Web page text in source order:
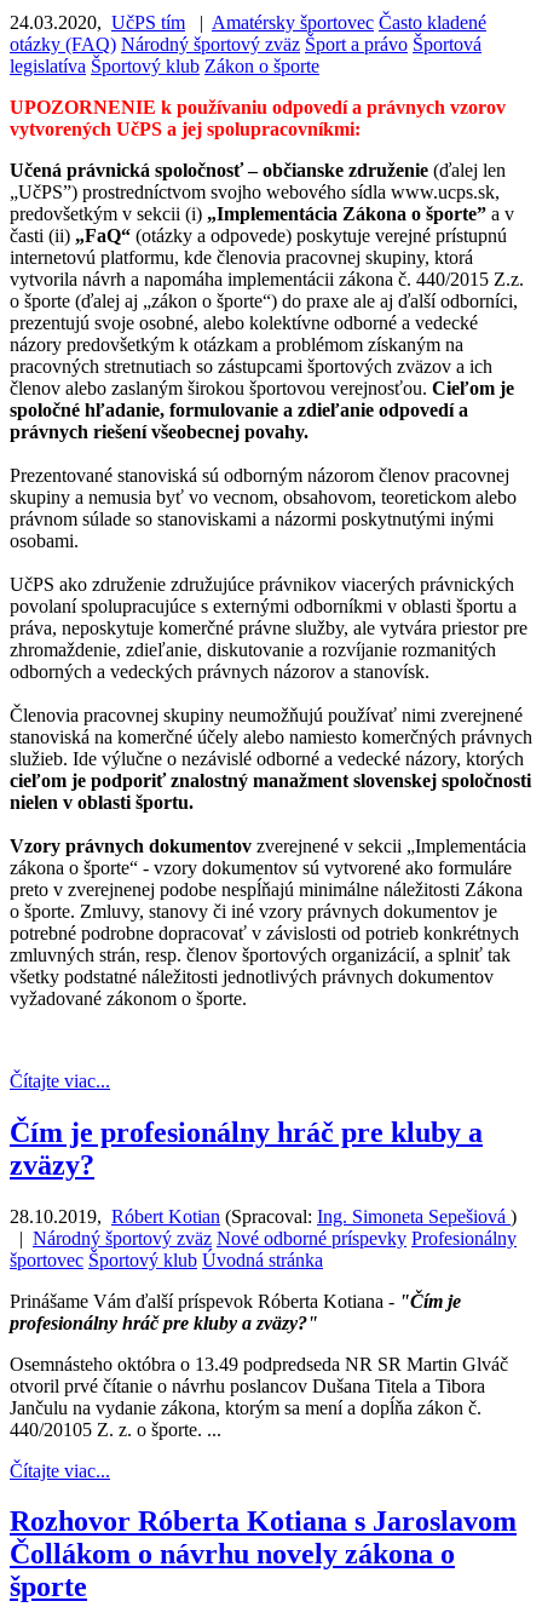
24.03.2020, UčPS tím | Amatérsky športovec Často kladené
otázky (FAQ) Národný športový zväz Šport a právo Športová
legislatíva Športový klub Zákon o športe
UPOZORNENIE k používaniu odpovedí a právnych vzorov
vytvorených UčPS a jej spolupracovníkmi:
Učená právnická spoločnosť – občianske združenie (ďalej len
„UčPS”) prostredníctvom svojho webového sídla www.ucps.sk,
predovšetkým v sekcii (i) „Implementácia Zákona o športe” a v
časti (ii) „FaQ“ (otázky a odpovede) poskytuje verejné prístupnú
internetovú platformu, kde členovia pracovnej skupiny, ktorá
vytvorila návrh a napomáha implementácii zákona č. 440/2015 Z.z.
o športe (ďalej aj „zákon o športe“) do praxe ale aj ďalší odborníci,
prezentujú svoje osobné, alebo kolektívne odborné a vedecké
názory predovšetkým k otázkam a problémom získaným na
pracovných stretnutiach so zástupcami športových zväzov a ich
členov alebo zaslaným širokou športovou verejnosťou. Cieľom je
spoločné hľadanie, formulovanie a zdieľanie odpovedí a
právnych riešení všeobecnej povahy.
Prezentované stanoviská sú odborným názorom členov pracovnej
skupiny a nemusia byť vo vecnom, obsahovom, teoretickom alebo
právnom súlade so stanoviskami a názormi poskytnutými inými
osobami.
UčPS ako združenie združujúce právnikov viacerých právnických
povolaní spolupracujúce s externými odborníkmi v oblasti športu a
práva, neposkytuje komerčné právne služby, ale vytvára priestor pre
zhromaždenie, zdieľanie, diskutovanie a rozvíjanie rozmanitých
odborných a vedeckých právnych názorov a stanovísk.
Členovia pracovnej skupiny neumožňujú používať nimi zverejnené
stanoviská na komerčné účely alebo namiesto komerčných právnych
služieb. Ide výlučne o nezávislé odborné a vedecké názory, ktorých
cieľom je podporiť znalostný manažment slovenskej spoločnosti
nielen v oblasti športu.
Vzory právnych dokumentov zverejnené v sekcii „Implementácia
zákona o športe“ - vzory dokumentov sú vytvorené ako formuláre
preto v zverejnenej podobe nespĺňajú minimálne náležitosti Zákona
o športe. Zmluvy, stanovy či iné vzory právnych dokumentov je
potrebné podrobne dopracovať v závislosti od potrieb konkrétnych
zmluvných strán, resp. členov športových organizácií, a splniť tak
všetky podstatné náležitosti jednotlivých právnych dokumentov
vyžadované zákonom o športe.
Čítajte viac...
Čím je profesionálny hráč pre kluby a
zväzy?
28.10.2019, Róbert Kotian (Spracoval: Ing. Simoneta Sepešiová )
| Národný športový zväz Nové odborné príspevky Profesionálny
športovec Športový klub Úvodná stránka
Prinášame Vám ďalší príspevok Róberta Kotiana - "Čím je
profesionálny hráč pre kluby a zväzy?"
Osemnásteho októbra o 13.49 podpredseda NR SR Martin Glváč
otvoril prvé čítanie o návrhu poslancov Dušana Titela a Tibora
Jančulu na vydanie zákona, ktorým sa mení a dopĺňa zákon č.
440/20105 Z. z. o športe. ...
Čítajte viac...
Rozhovor Róberta Kotiana s Jaroslavom
Čollákom o návrhu novely zákona o
športe